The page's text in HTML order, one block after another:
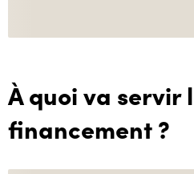
À quoi va servir
financement ?